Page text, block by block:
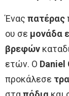
Ένας πατέρας
ου σε μονάδα
βρεφών
ετών. Ο Daniel
προκάλεσε